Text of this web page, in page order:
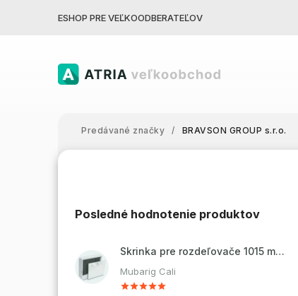
ESHOP PRE VEĽKOODBERATEĽOV
Predávané značky / BRAVSON GROUP s.r.o.
Posledné hodnotenie produktov
Skrinka pre rozdeľovače 1015 mm - nadomietková
Mubarig Cali